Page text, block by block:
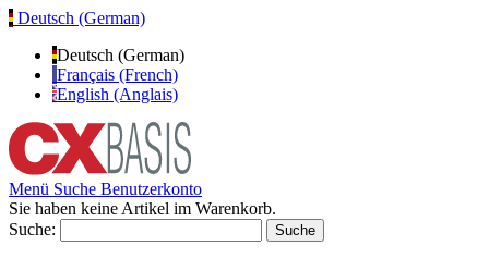
Deutsch (German)
Deutsch (German)
Français (French)
English (Anglais)
Menü Suche Benutzerkonto
Sie haben keine Artikel im Warenkorb.
Suche:
Suche